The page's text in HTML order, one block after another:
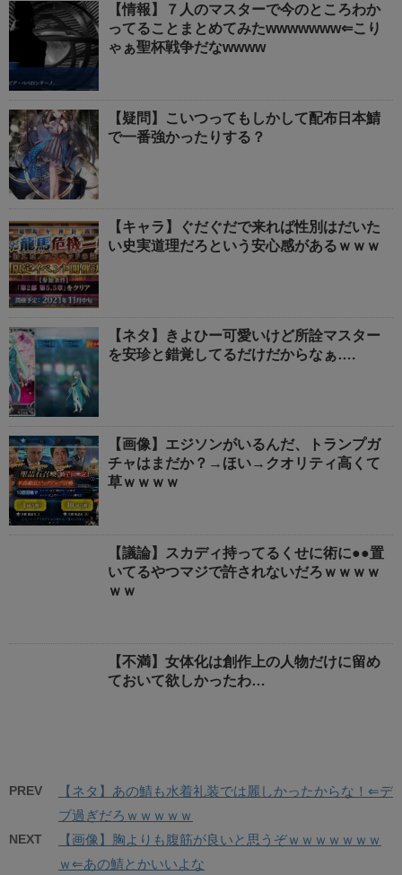
【情報】７人のマスターで今のところわか
ってることまとめてみたwwwwwww⇐こり
ゃぁ聖杯戦争だなwwww
【疑問】こいつってもしかして配布日本鯖
で一番強かったりする？
【キャラ】ぐだぐだで来れば性別はだいた
い史実道理だろという安心感があるｗｗｗ
【ネタ】きよひー可愛いけど所詮マスター
を安珍と錯覚してるだけだからなぁ….
【画像】エジソンがいるんだ、トランプガ
チャはまだか？→ほい→クオリティ高くて
草ｗｗｗｗ
【議論】スカディ持ってるくせに術に●●置
いてるやつマジで許されないだろｗｗｗｗ
ｗｗ
【不満】女体化は創作上の人物だけに留め
ておいて欲しかったわ…
PREV
【ネタ】あの鯖も水着礼装では麗しかったからな！⇐デ
ブ過ぎだろｗｗｗｗｗ
NEXT
【画像】胸よりも腹筋が良いと思うぞｗｗｗｗｗｗｗ
ｗ⇐あの鯖とかいいよな